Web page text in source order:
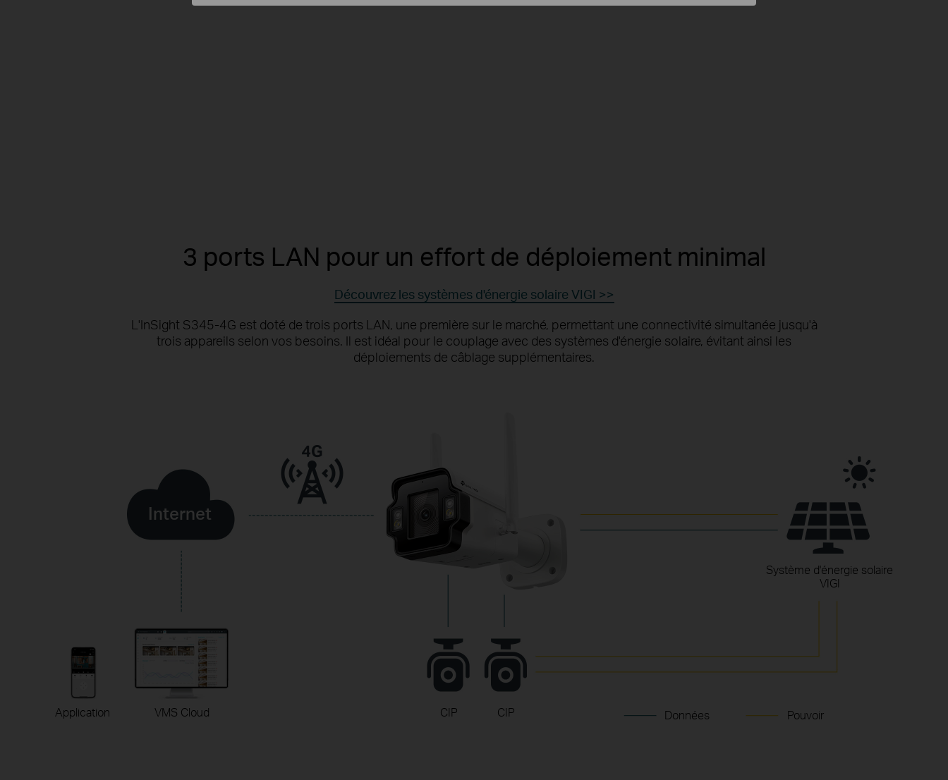
3 ports LAN pour un effort de déploiement minimal
Découvrez les systèmes d'énergie solaire VIGI >>
L'InSight S345-4G est doté de trois ports LAN, une première sur le marché, permettant une connectivité simultanée jusqu'à
trois appareils selon vos besoins. Il est idéal pour le couplage avec des systèmes d'énergie solaire, évitant ainsi les
déploiements de câblage supplémentaires.
Internet
Système d'énergie solaire
VIGI
Application VMS Cloud CIP CIP Données Pouvoir
360°
Couverture complète 3 ports LAN
InSight S345-4G